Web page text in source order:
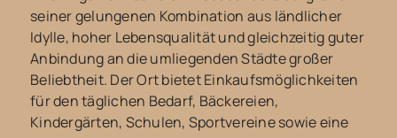
seiner gelungenen Kombination aus ländlicher
Idylle, hoher Lebensqualität und gleichzeitig guter
Anbindung an die umliegenden Städte großer
Beliebtheit. Der Ort bietet Einkaufsmöglichkeiten
für den täglichen Bedarf, Bäckereien,
Kindergärten, Schulen, Sportvereine sowie eine